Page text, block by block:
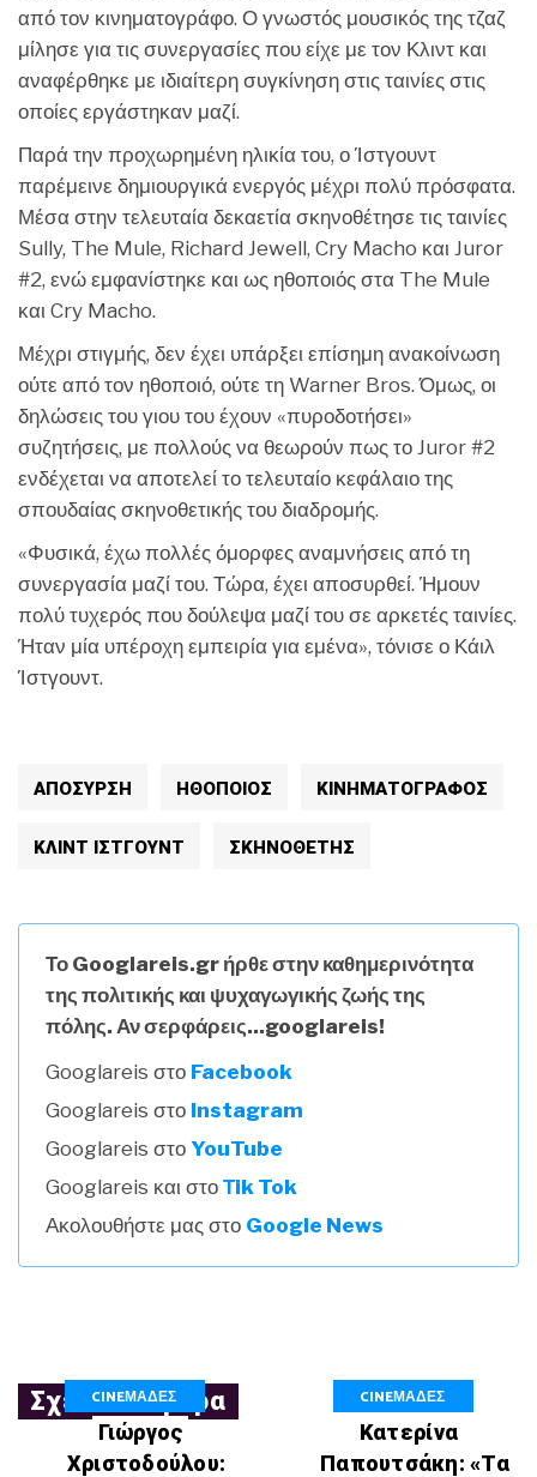
από τον κινηματογράφο. Ο γνωστός μουσικός της τζαζ
μίλησε για τις συνεργασίες που είχε με τον Κλιντ και
αναφέρθηκε με ιδιαίτερη συγκίνηση στις ταινίες στις
οποίες εργάστηκαν μαζί.
Παρά την προχωρημένη ηλικία του, ο Ίστγουντ
παρέμεινε δημιουργικά ενεργός μέχρι πολύ πρόσφατα.
Μέσα στην τελευταία δεκαετία σκηνοθέτησε τις ταινίες
Sully, The Mule, Richard Jewell, Cry Macho και Juror
#2, ενώ εμφανίστηκε και ως ηθοποιός στα The Mule
και Cry Macho.
Μέχρι στιγμής, δεν έχει υπάρξει επίσημη ανακοίνωση
ούτε από τον ηθοποιό, ούτε τη Warner Bros. Όμως, οι
δηλώσεις του γιου του έχουν «πυροδοτήσει»
συζητήσεις, με πολλούς να θεωρούν πως το Juror #2
ενδέχεται να αποτελεί το τελευταίο κεφάλαιο της
σπουδαίας σκηνοθετικής του διαδρομής.
«Φυσικά, έχω πολλές όμορφες αναμνήσεις από τη
συνεργασία μαζί του. Τώρα, έχει αποσυρθεί. Ήμουν
πολύ τυχερός που δούλεψα μαζί του σε αρκετές ταινίες.
Ήταν μία υπέροχη εμπειρία για εμένα», τόνισε ο Κάιλ
Ίστγουντ.
ΑΠΟΣΥΡΣΗ ΗΘΟΠΟΙΟΣ ΚΙΝΗΜΑΤΟΓΡΆΦΟΣ
ΚΛΙΝΤ ΙΣΤΓΟΥΝΤ ΣΚΗΝΟΘΈΤΗΣ
Το Googlareis.gr ήρθε στην καθημερινότητα
της πολιτικής και ψυχαγωγικής ζωής της
πόλης. Αν σερφάρεις...googlareis!
Googlareis στο Facebook
Googlareis στο Instagram
Googlareis στο YouTube
Googlareis και στο Τik Tok
Ακολουθήστε μας στο Google News
Σχετικά Άρθρα
CINEΜΑΔΕΣ
Γιώργος
Χριστοδούλου:
CINEΜΑΔΕΣ
Κατερίνα
Παπουτσάκη: «Τα